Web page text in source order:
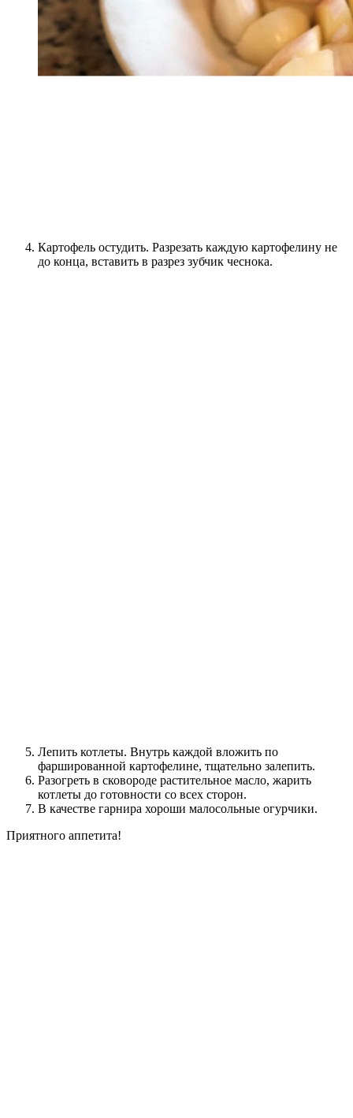
Картофель остудить. Разрезать каждую картофелину не
до конца, вставить в разрез зубчик чеснока.
Лепить котлеты. Внутрь каждой вложить по
фаршированной картофелине, тщательно залепить.
Разогреть в сковороде растительное масло, жарить
котлеты до готовности со всех сторон.
В качестве гарнира хороши малосольные огурчики.
Приятного аппетита!